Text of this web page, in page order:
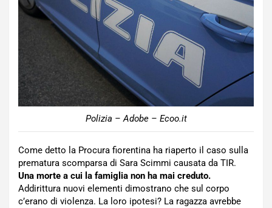
Polizia – Adobe – Ecoo.it
Come detto la Procura fiorentina ha riaperto il caso sulla
prematura scomparsa di Sara Scimmi causata da TIR.
Una morte a cui la famiglia non ha mai creduto.
Addirittura nuovi elementi dimostrano che sul corpo
c’erano di violenza. La loro ipotesi? La ragazza avrebbe